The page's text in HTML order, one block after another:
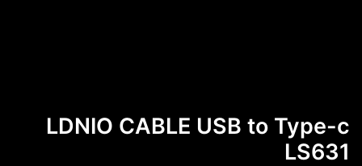
LDNIO CABLE USB to Type-c
LS631